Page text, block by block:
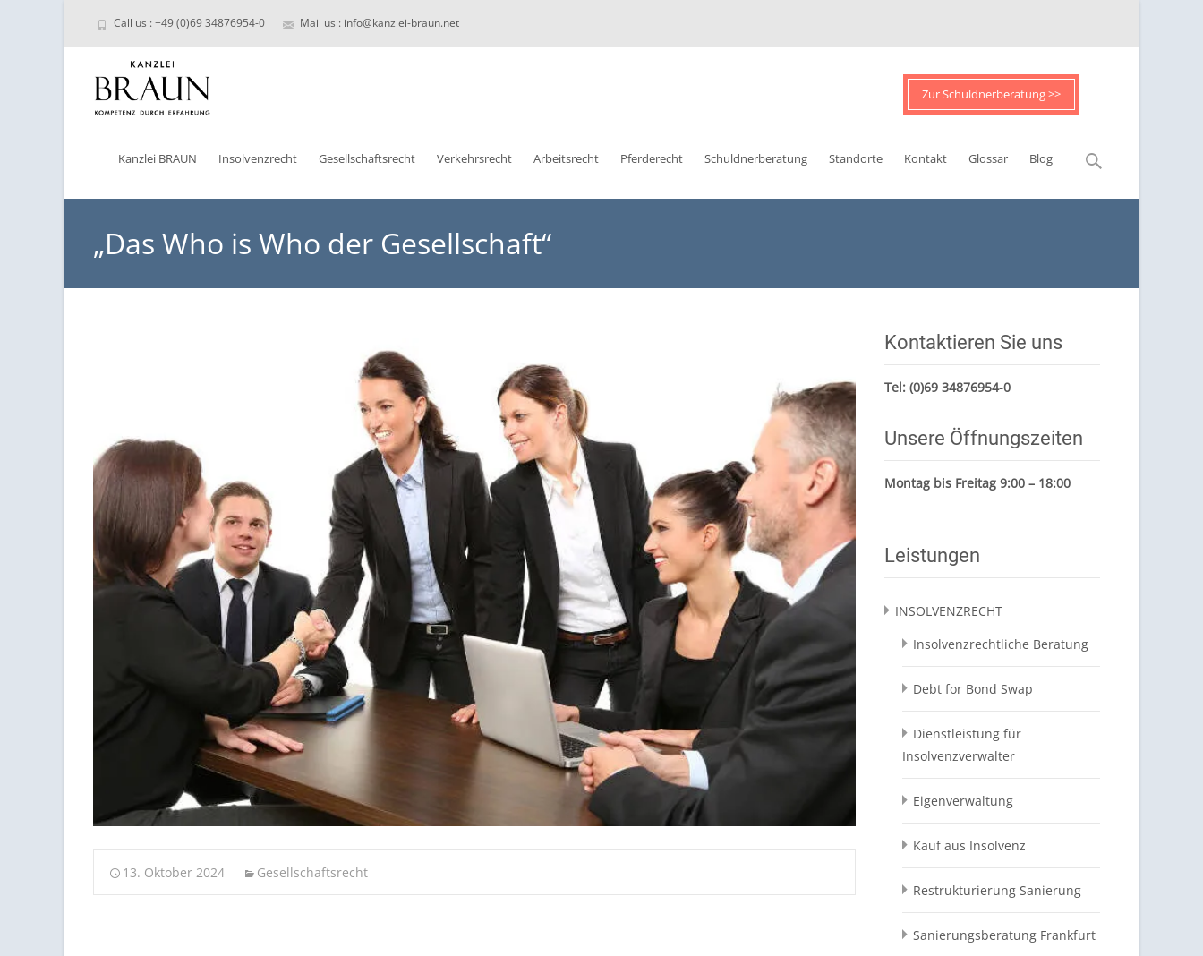
Call us : +49 (0)69 34876954-0 Mail us : info@kanzlei-braun.net
toKanzlei BRAUN Insolvenzrecht Gesellschaftsrecht Verkehrsrecht Arbeitsrecht Pferderecht Schuldnerberatung Standorte Kontakt
Zur Schuldnerberatung >>
Glossar Blog
Suchen
nach:
„Das Who is Who der Gesellschaft“
13. Oktober 2024 Gesellschaftsrecht
Kontaktieren Sie uns
Tel: (0)69 34876954-0
Unsere Öffnungszeiten
Montag bis Freitag 9:00 – 18:00
Leistungen
INSOLVENZRECHT
Insolvenzrechtliche Beratung
Debt for Bond Swap
Dienstleistung für
Insolvenzverwalter
Eigenverwaltung
Kauf aus Insolvenz
Restrukturierung Sanierung
Sanierungsberatung Frankfurt